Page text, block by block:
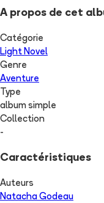
A propos de cet
Catégorie
Light Novel
Genre
Aventure
Type
album simple
Collection
-
Caractéristiques
Auteurs
Natacha Godeau